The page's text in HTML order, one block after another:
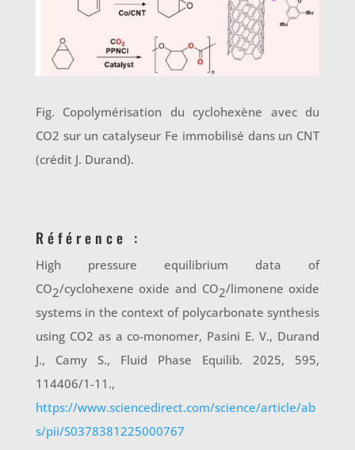
Fig. Copolymérisation du cyclohexène avec du
CO2 sur un catalyseur Fe immobilisé dans un CNT
(crédit J. Durand).
Référence :
High pressure equilibrium data of
CO2/cyclohexene oxide and CO2/limonene oxide
systems in the context of polycarbonate synthesis
using CO2 as a co-monomer, Pasini E. V., Durand
J., Camy S., Fluid Phase Equilib. 2025, 595,
114406/1-11.,
https://www.sciencedirect.com/science/article/ab
s/pii/S0378381225000767